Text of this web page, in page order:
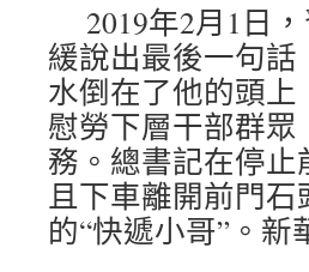
2019年2月1日
緩說出最後一句話
水倒在了他的頭
慰勞下層干部群
務。總書記在停
且下車離開前門
的“快遞小哥”。新